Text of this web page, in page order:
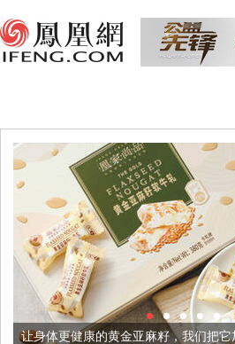
的黄金亚麻籽，我们把它加到了牛轧糖里